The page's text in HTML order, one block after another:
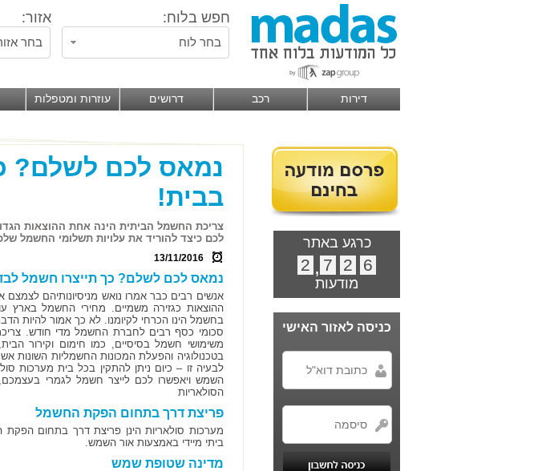
חפש בלוח: אזור:
בחר לוח בחר
דירות רכב דרושים עוזרות ומטפלות
כרגע באתר
6
2
7
,
2
מודעות
כניסה לאזור האישי
נמאס לכם לשלם?
בבית!
צריכת החשמל הביתית הינה אחת ההוצאות
לכם כיצד להוריד את עלויות תשלומי החשמל
13/11/2016
נמאס לכם לשלם? כך תייצרו חשמל
אנשים רבים כבר אמרו נואש מניסיונותיהם
ההוצאות כגזירה משמיים. מחירי החשמל בארץ
בחשמל הינו הכרחי לקיומנו. לא כך אמור להיות
סכומי כסף רבים לחברת החשמל מדי חודש.
משימושי חשמל בסיסיים, כמו חימום וקירור
בטכנולוגיה והפעלת המכונות החשמליות השונות
לבעיה זו – כיום ניתן להתקין בכל בית מערכות
השמש ויאפשרו לכם לייצר חשמל לגמרי בעצמכם,
הסולאריות
פריצת דרך בתחום הפקת החשמל
מערכות סולאריות הינן פריצת דרך בתחום הפקת
ביתי מיידי באמצעות אור השמש.
מדינה שטופת שמש